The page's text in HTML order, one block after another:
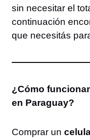
sin necesitar el
continuación
que necesitás
¿Cómo
en Paraguay?
Comprar un